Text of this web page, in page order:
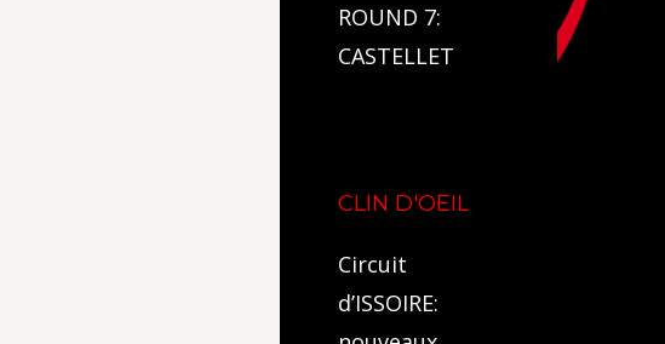
ROUND 7:
CASTELLET
CLIN D'OEIL
Circuit
d’ISSOIRE: